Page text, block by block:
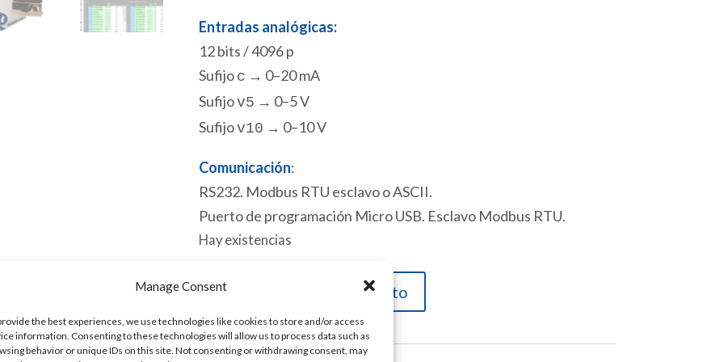
Manage Consent
the best experiences, we use technologies like cookies to store and/or access
information. Consenting to these technologies will allow us to process data such as
behavior or unique IDs on this site. Not consenting or withdrawing consent, may
Entradas analógicas:
12 bits / 4096 p
Sufijo c → 0–20 mA
Sufijov5 → 0–5 V
Sufijov10 → 0–10 V
Comunicación:
RS232. Modbus RTU esclavo o ASCII.
Puerto de programación Micro USB. Esclavo Modbus RTU.
Hay existencias
ACE
PLC
3
Añadir al carrito